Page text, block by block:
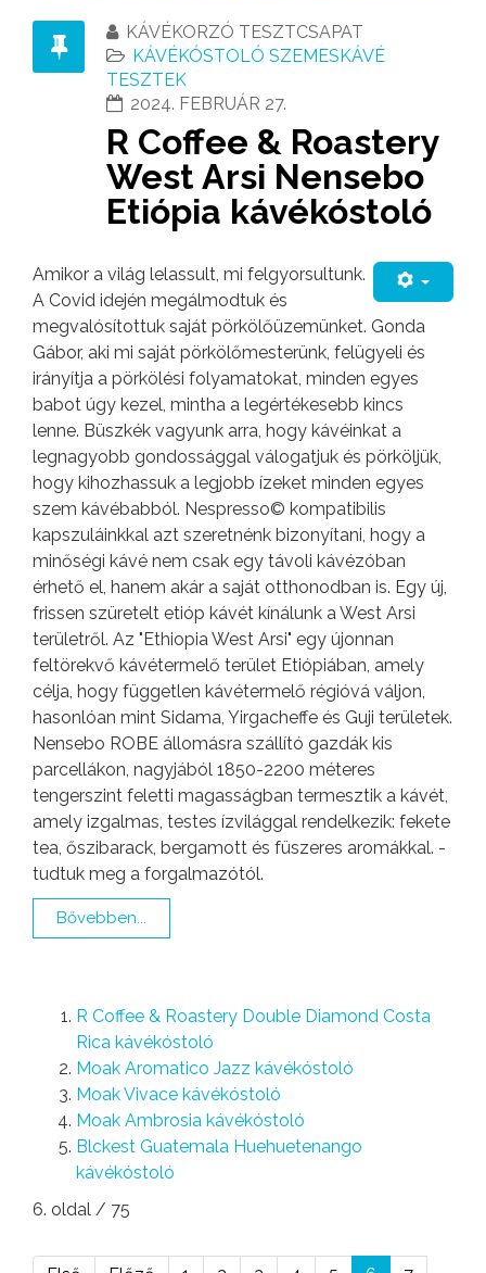
KÁVÉKORZÓ TESZTCSAPAT
KÁVÉKÓSTOLÓ SZEMESKÁVÉ
TESZTEK
2024. FEBRUÁR 27.
R Coffee & Roastery
West Arsi Nensebo
Etiópia kávékóstoló
Amikor a világ lelassult, mi felgyorsultunk.
A Covid idején megálmodtuk és
megvalósítottuk saját pörkölőüzemünket. Gonda
Gábor, aki mi saját pörkölőmesterünk, felügyeli és
irányítja a pörkölési folyamatokat, minden egyes
babot úgy kezel, mintha a legértékesebb kincs
lenne. Büszkék vagyunk arra, hogy kávéinkat a
legnagyobb gondossággal válogatjuk és pörköljük,
hogy kihozhassuk a legjobb ízeket minden egyes
szem kávébabból. Nespresso© kompatibilis
kapszuláinkkal azt szeretnénk bizonyítani, hogy a
minőségi kávé nem csak egy távoli kávézóban
érhető el, hanem akár a saját otthonodban is. Egy új,
frissen szüretelt etióp kávét kínálunk a West Arsi
területről. Az "Ethiopia West Arsi" egy újonnan
feltörekvő kávétermelő terület Etiópiában, amely
célja, hogy független kávétermelő régióvá váljon,
hasonlóan mint Sidama, Yirgacheffe és Guji területek.
Nensebo ROBE állomásra szállító gazdák kis
parcellákon, nagyjából 1850-2200 méteres
tengerszint feletti magasságban termesztik a kávét,
amely izgalmas, testes ízvilággal rendelkezik: fekete
tea, őszibarack, bergamott és füszeres aromákkal. -
tudtuk meg a forgalmazótól.
Bővebben...
R Coffee & Roastery Double Diamond Costa
Rica kávékóstoló
Moak Aromatico Jazz kávékóstoló
Moak Vivace kávékóstoló
Moak Ambrosia kávékóstoló
Blckest Guatemala Huehuetenango
kávékóstoló
6. oldal / 75